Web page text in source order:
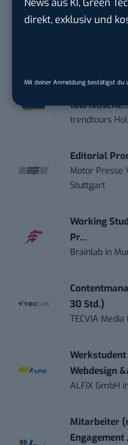
direkt, exklusiv und
Mit deiner Anmeldung bestätigst du
STELLENANZEIGEN
trendtours
Editorial
Motor Presse
Stuttgart
Working
Pr...
Brainlab in
30 Std.)
TECVIA Media
Webdesign
ALFIX GmbH
Mitarbeiter
Engagement